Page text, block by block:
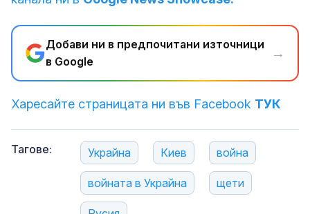
Добави ни в предпочитани източници
в Google
→
Харесайте страницата ни във Facebook ТУК
Тагове: Украйна Киев война
войната в Украйна щети